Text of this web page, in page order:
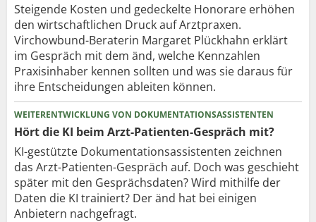
Steigende Kosten und gedeckelte Honorare erhöhen
den wirtschaftlichen Druck auf Arztpraxen.
Virchowbund-Beraterin Margaret Plückhahn erklärt
im Gespräch mit dem änd, welche Kennzahlen
Praxisinhaber kennen sollten und was sie daraus für
ihre Entscheidungen ableiten können.
WEITERENTWICKLUNG VON DOKUMENTATIONSASSISTENTEN
Hört die KI beim Arzt-Patienten-Gespräch mit?
KI-gestützte Dokumentationsassistenten zeichnen
das Arzt-Patienten-Gespräch auf. Doch was geschieht
später mit den Gesprächsdaten? Wird mithilfe der
Daten die KI trainiert? Der änd hat bei einigen
Anbietern nachgefragt.